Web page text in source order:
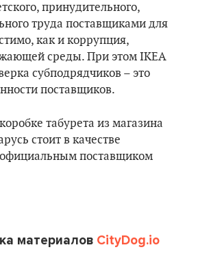
принудительного,
труда поставщиками для
как и коррупция,
среды. При этом IKEA
субподрядчиков – это
поставщиков.
табурета из магазина
стоит в качестве
официальным поставщиком
материалов CityDog.io